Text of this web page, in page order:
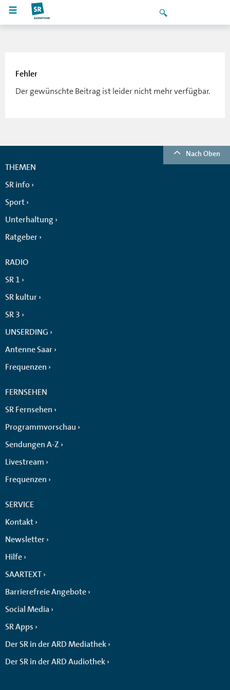
Fehler
Der gewünschte Beitrag ist leider nicht mehr verfügbar.
Nach Oben
THEMEN
SR info
Sport
Unterhaltung
Ratgeber
RADIO
SR 1
SR kultur
SR 3
UNSERDING
Antenne Saar
Frequenzen
FERNSEHEN
SR Fernsehen
Programmvorschau
Sendungen A-Z
Livestream
Frequenzen
SERVICE
Kontakt
Newsletter
Hilfe
SAARTEXT
Barrierefreie Angebote
Social Media
SR Apps
Der SR in der ARD Mediathek
Der SR in der ARD Audiothek